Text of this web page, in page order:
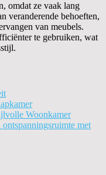
omdat ze vaak lang
veranderende behoeften,
van meubels.
te gebruiken, wat
Woonkamer
met